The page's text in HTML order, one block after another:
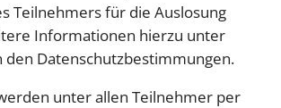
Teilnehmers für die Auslosung
Informationen hierzu unter
den Datenschutzbestimmungen.
unter allen Teilnehmer per